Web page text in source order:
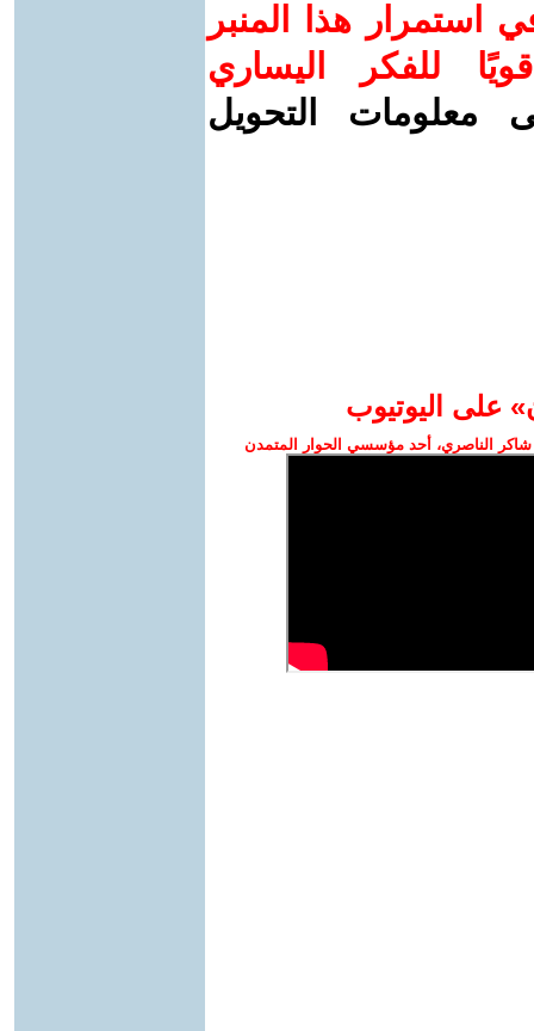
استمرار هذا المنبر
للفكر اليساري
معلومات التحويل
على اليوتيوب
الناصري، أحد مؤسسي الحوار المتمدن